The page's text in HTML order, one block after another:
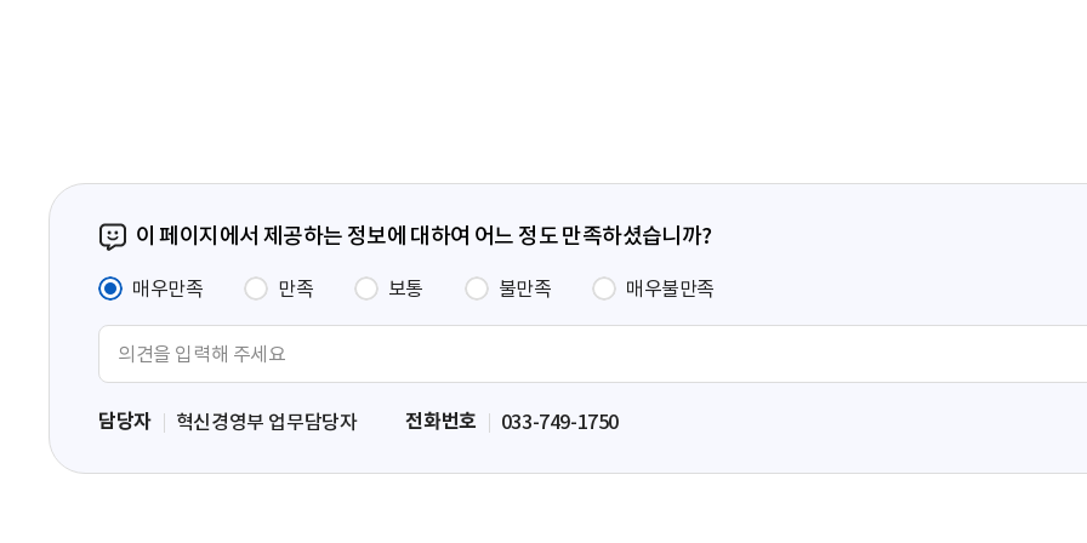
이 페이지에서 제공하는 정보에 대하여 어느 정도 만족하셨습니까?
매우만족 만족 보통 불만족 매우불만족
력
담당자 혁신경영부 업무담당자 전화번호 033-749-1750